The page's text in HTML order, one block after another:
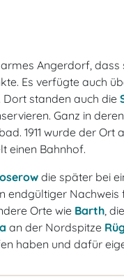
Angerdorf,
Es verfügte auch
standen auch die
Ganz in
1911 wurde der Ort
einen Bahnhof.
die später bei
endgültiger
Orte wie Barth,
an der Nordspitze
haben und dafür